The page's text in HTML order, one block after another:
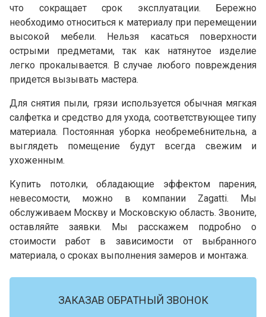
что сокращает срок эксплуатации. Бережно
необходимо относиться к материалу при перемещении
высокой мебели. Нельзя касаться поверхности
острыми предметами, так как натянутое изделие
легко прокалывается. В случае любого повреждения
придется вызывать мастера.
Для снятия пыли, грязи используется обычная мягкая
салфетка и средство для ухода, соответствующее типу
материала. Постоянная уборка необреме6нительна, а
выглядеть помещение будут всегда свежим и
ухоженным.
Купить потолки, обладающие эффектом парения,
невесомости, можно в компании Zagatti. Мы
обслуживаем Москву и Московскую область. Звоните,
оставляйте заявки. Мы расскажем подробно о
стоимости работ в зависимости от выбранного
материала, о сроках выполнения замеров и монтажа.
ЗАКАЗАВ ОБРАТНЫЙ ЗВОНОК